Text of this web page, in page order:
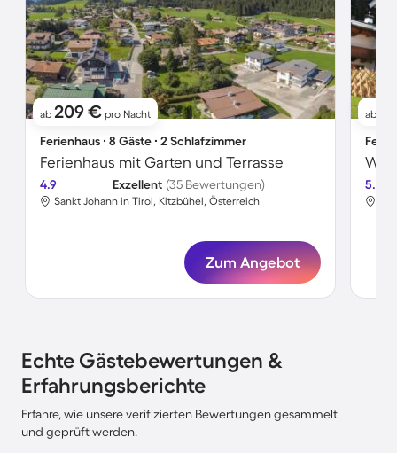
ab 209 € pro Nacht
Ferienhaus ∙ 8 Gäste ∙ 2 Schlafzimmer
Ferienhaus mit Garten und Terrasse
4.9 Exzellent (35 Bewertungen)
Sankt Johann in Tirol, Kitzbühel, Österreich
Zum Angebot
ab
5.0
Echte Gästebewertungen &
Erfahrungsberichte
Erfahre, wie unsere verifizierten Bewertungen gesammelt
und geprüft werden.